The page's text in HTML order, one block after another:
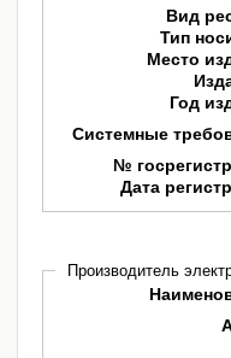
Вид
Тип
Место
Год
Системные
№
Дата
Производитель